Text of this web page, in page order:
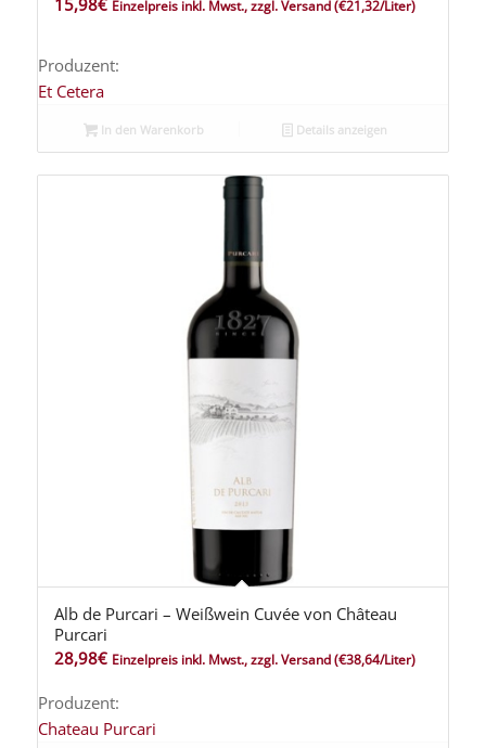
Einzelpreis inkl. Mwst., zzgl. Versand(€21,32/Liter)
Produzent:
Et Cetera
In den Warenkorb Details anzeigen
5.00
Alb de Purcari – Weißwein Cuvée von Château
Purcari
28,98€ Einzelpreis inkl. Mwst., zzgl. Versand(€38,64/Liter)
Produzent:
Chateau Purcari